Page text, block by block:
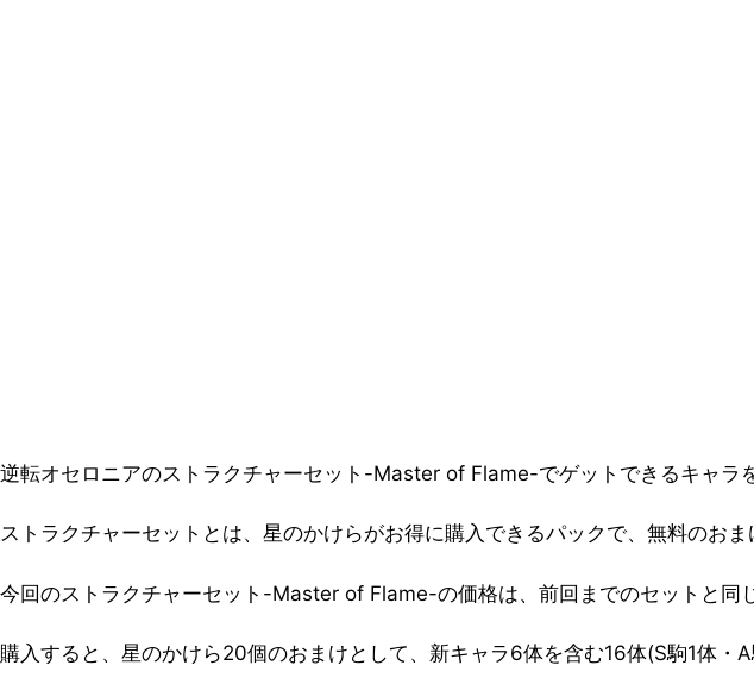
逆転オセロニアのストラクチャーセット-Master of Flame-でゲットできるキャラ
ストラクチャーセットとは、星のかけらがお得に購入できるパックで、無料のおま
今回のストラクチャーセット-Master of Flame-の価格は、前回までのセットと同
購入すると、星のかけら20個のおまけとして、新キャラ6体を含む16体(S駒1体・